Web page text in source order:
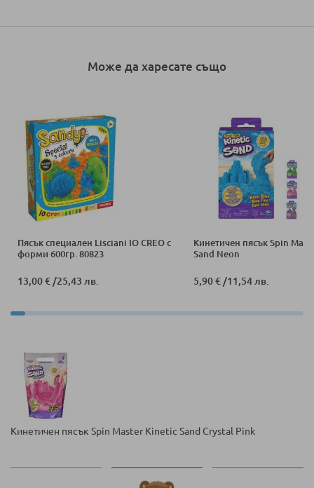
Може да харесате също
Пясък специален Lisciani IO CREO с
форми 600гр. 80823
13,00 €/25,43 лв.
Кинетичен пясък Spin
Sand Neon
5,90 €/11,54 лв.
Кинетичен пясък Spin Master Kinetic Sand Crystal Pink